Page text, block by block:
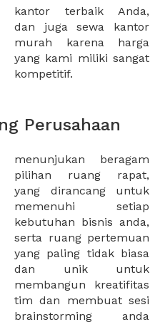
kompetitif.
Perusahaan